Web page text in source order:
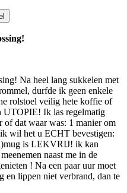
Na heel lang sukkelen met
durfde ik geen enkele
rolstoel veilig hete koffie of
UTOPIE! Ik las regelmatig
dat waar was: 1 manier om
wil het u ECHT bevestigen:
is LEKVRIJ! ik kan
naast me in de
! Na een paar uur moet
en lippen niet verbrand, dan te